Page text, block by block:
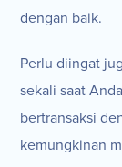
dengan baik.
Perlu diingat
sekali saat
bertransaksi
kemungkinan